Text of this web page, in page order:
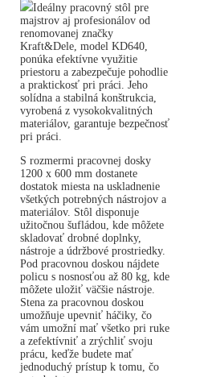
Ideálny pracovný stôl pre
majstrov aj profesionálov od
renomovanej značky
Kraft&Dele, model KD640,
ponúka efektívne využitie
priestoru a zabezpečuje pohodlie
a praktickosť pri práci. Jeho
solídna a stabilná konštrukcia,
vyrobená z vysokokvalitných
materiálov, garantuje bezpečnosť
pri práci.
S rozmermi pracovnej dosky
1200 x 600 mm dostanete
dostatok miesta na uskladnenie
všetkých potrebných nástrojov a
materiálov. Stôl disponuje
užitočnou šufládou, kde môžete
skladovať drobné doplnky,
nástroje a údržbové prostriedky.
Pod pracovnou doskou nájdete
policu s nosnosťou až 80 kg, kde
môžete uložiť väčšie nástroje.
Stena za pracovnou doskou
umožňuje upevniť háčiky, čo
vám umožní mať všetko pri ruke
a zefektívniť a zrýchliť svoju
prácu, keďže budete mať
jednoduchý prístup k tomu, čo